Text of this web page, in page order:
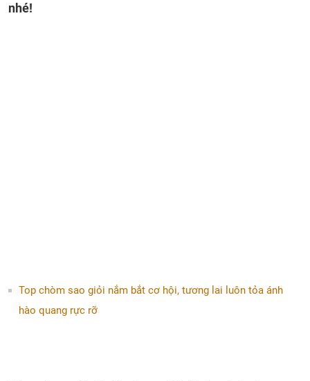
nhé!
Top chòm sao giỏi nắm bắt cơ hội, tương lai luôn tỏa ánh
hào quang rực rỡ